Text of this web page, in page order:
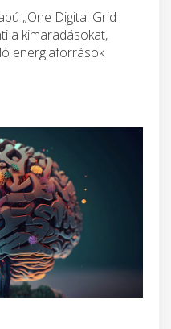
„One Digital Grid
a kimaradásokat,
energiaforrások